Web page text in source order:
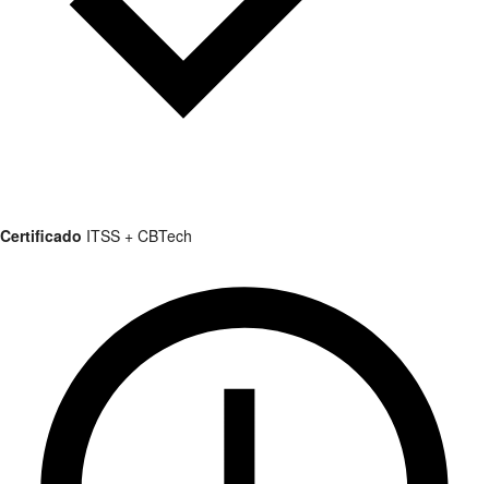
Certificado ITSS + CBTech